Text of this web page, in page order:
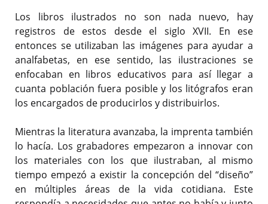
Los libros ilustrados no son nada nuevo, hay
registros de estos desde el siglo XVII. En ese
entonces se utilizaban las imágenes para ayudar a
analfabetas, en ese sentido, las ilustraciones se
enfocaban en libros educativos para así llegar a
cuanta población fuera posible y los litógrafos eran
los encargados de producirlos y distribuirlos.
Mientras la literatura avanzaba, la imprenta también
lo hacía. Los grabadores empezaron a innovar con
los materiales con los que ilustraban, al mismo
tiempo empezó a existir la concepción del “diseño”
en múltiples áreas de la vida cotidiana. Este